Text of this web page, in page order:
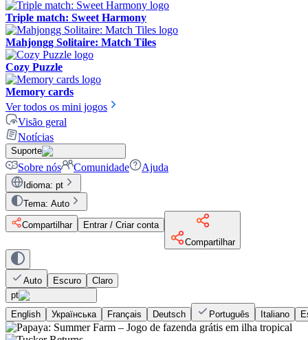
Triple match: Sweet Harmony
Mahjongg Solitaire: Match Tiles
Cozy Puzzle
Memory cards
Ver todos os mini jogos
Visão geral
Notícias
Suporte
Sobre nós Comunidade Ajuda
Idioma: pt
Tema: Auto
Compartilhar
Entrar / Criar conta
Compartilhar
Auto Escuro
Claro
pt
English
Українська Français Deutsch Português Italiano